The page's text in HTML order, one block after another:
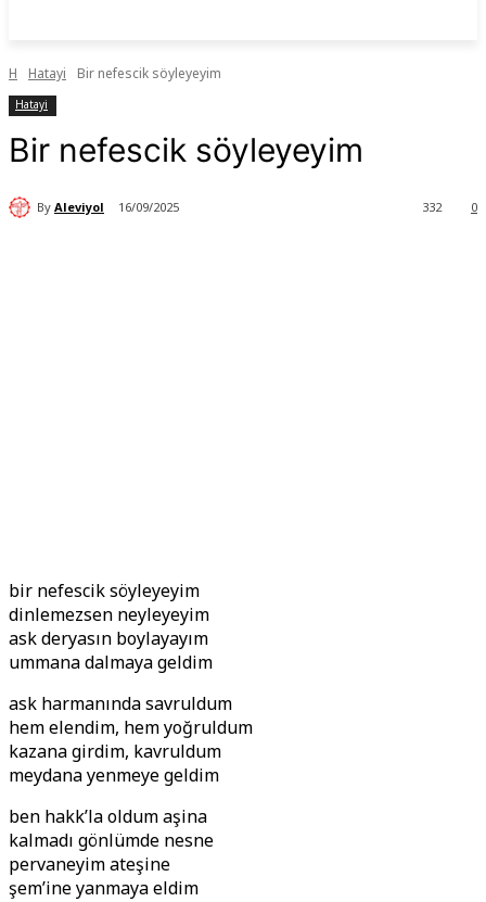
H Hatayi Bir nefescik söyleyeyim
Hatayi
Bir nefescik söyleyeyim
By Aleviyol 16/09/2025 0
332
bir nefescik söyleyeyim
dinlemezsen neyleyeyim
ask deryasın boylayayım
ummana dalmaya geldim
ask harmanında savruldum
hem elendim, hem yoğruldum
kazana girdim, kavruldum
meydana yenmeye geldim
ben hakk’la oldum aşina
kalmadı gönlümde nesne
pervaneyim ateşine
şem’ine yanmaya eldim